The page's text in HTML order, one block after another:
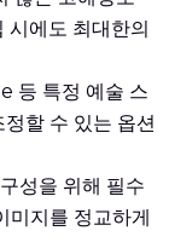
시에도 최대한의
등 특정 예술 스
할 수 있는 옵션
성을 위해 필수
미지를 정교하게